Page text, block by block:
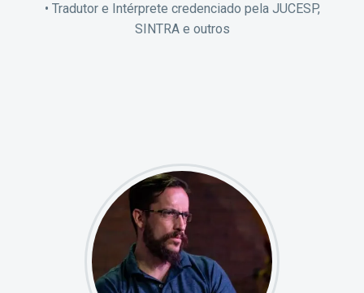
• Tradutor e Intérprete credenciado pela JUCESP,
SINTRA e outros